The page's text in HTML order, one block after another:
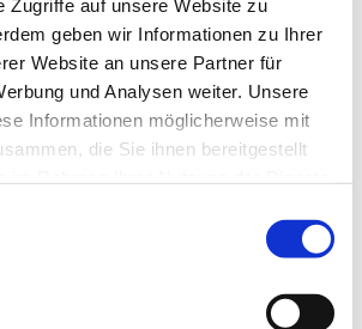
Zugriffe auf unsere Website zu
geben wir Informationen zu Ihrer
Website an unsere Partner für
und Analysen weiter. Unsere
Informationen möglicherweise mit
die Sie ihnen bereitgestellt